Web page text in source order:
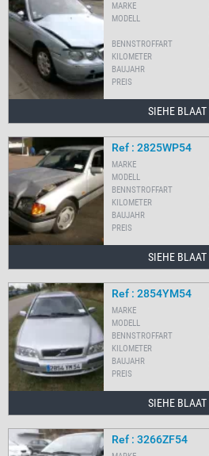
MARKE
MODELL
BENNSTROFFART
KILOMETER
BAUJAHR
PREIS
SIEHE BLAAT
MARKE
Ref : 2825WP54
MODELL
BENNSTROFFART
KILOMETER
BAUJAHR
PREIS
SIEHE BLAAT
MARKE
Ref : 2854YM54
MODELL
BENNSTROFFART
KILOMETER
BAUJAHR
PREIS
SIEHE BLAAT
Ref : 3266ZF54